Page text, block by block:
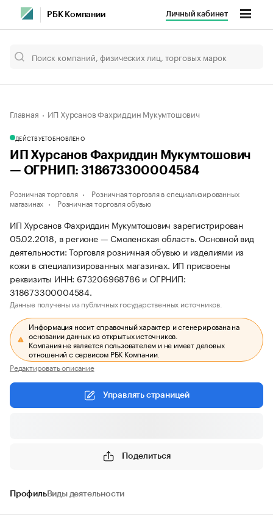
РБК Компании Личный кабинет
Главная ИП Хурсанов Фахриддин Мукумтошович
ДЕЙСТВУЕТОБНОВЛЕНО
ИП Хурсанов Фахриддин Мукумтошович
— ОГРНИП: 318673300004584
Розничная торговля
Розничная торговля в специализированных
магазинах
Розничная торговля обувью
ИП Хурсанов Фахриддин Мукумтошович зарегистрирован
05.02.2018, в регионе — Смоленская область. Основной вид
деятельности: Торговля розничная обувью и изделиями из
кожи в специализированных магазинах. ИП присвоены
реквизиты ИНН: 673206968786 и ОГРНИП:
318673300004584.
Данные получены из публичных государственных источников.
Информация носит справочный характер и сгенерирована на
основании данных из открытых источников.
Компания не является пользователем и не имеет деловых
отношений с сервисом РБК Компании.
Редактировать описание
Управлять страницей
Поделиться
ПрофильВиды деятельности